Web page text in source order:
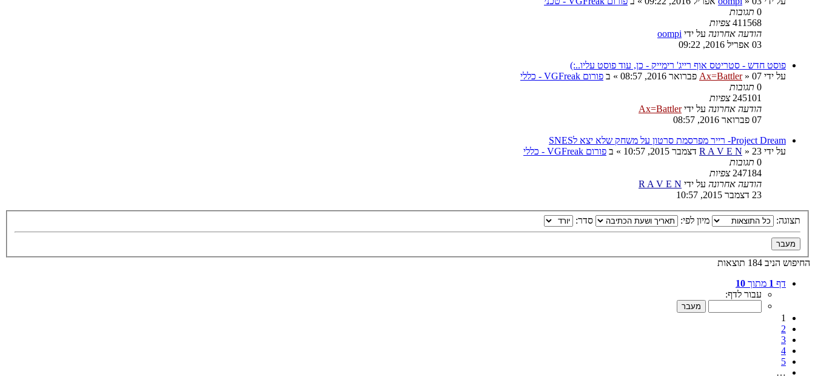
0 תגובות
411568 צפיות
הודעה אחרונה על ידי oompi
03 אפריל 2016, 09:22
פוסט חדש - סטריטס אוף רייג' רימייק - כן, עוד פוסט עליו..:)
על ידי
Ax=Battler» 07 פברואר 2016, 08:57 » ב פורום VGFreak - כללי
0 תגובות
245101 צפיות
הודעה אחרונה על ידיAx=Battler
07 פברואר 2016, 08:57
Project Dream- רייר מפרסמת סרטון על משחק שלא יצא לSNES
על ידי
R A V E N » 23 דצמבר 2015, 10:57 » ב פורום VGFreak - כללי
0 תגובות
247184 צפיות
הודעה אחרונה על ידי R A V E N
23 דצמבר 2015, 10:57
תצוגה: מיון לפי: סדר:
החיפוש הניב 184 תוצאות
דף 1 מתוך 10
עבור לדף:
1
2
3
4
5
…